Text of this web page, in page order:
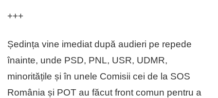
+++
Ședința vine imediat după audieri pe repede
înainte, unde PSD, PNL, USR, UDMR,
minoritățile și în unele Comisii cei de la SOS
România și POT au făcut front comun pentru a